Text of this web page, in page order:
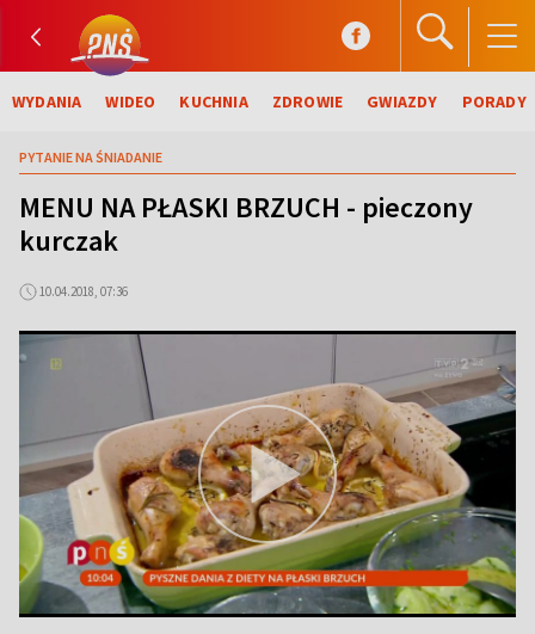
WYDANIA WIDEO KUCHNIA ZDROWIE GWIAZDY PORADY
PYTANIE NA ŚNIADANIE
MENU NA PŁASKI BRZUCH - pieczony
kurczak
10.04.2018, 07:36